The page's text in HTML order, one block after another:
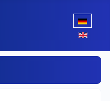
Sprache